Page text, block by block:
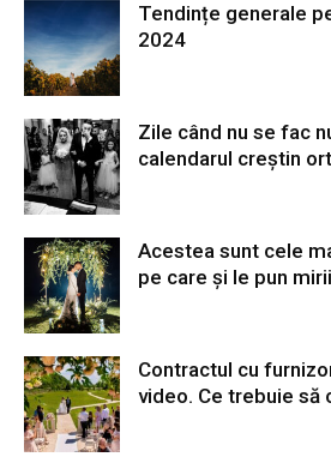
Tendințe generale
2024
Zile când nu se fac
calendarul creștin
Acestea sunt cele
pe care și le pun
Contractul cu
video. Ce trebuie să